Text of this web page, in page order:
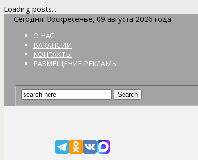
Loading posts...
Сегодня: Воскресенье, 09 августа 2026 года
О НАС
ВАКАНСИИ
КОНТАКТЫ
РАЗМЕЩЕНИЕ РЕКЛАМЫ